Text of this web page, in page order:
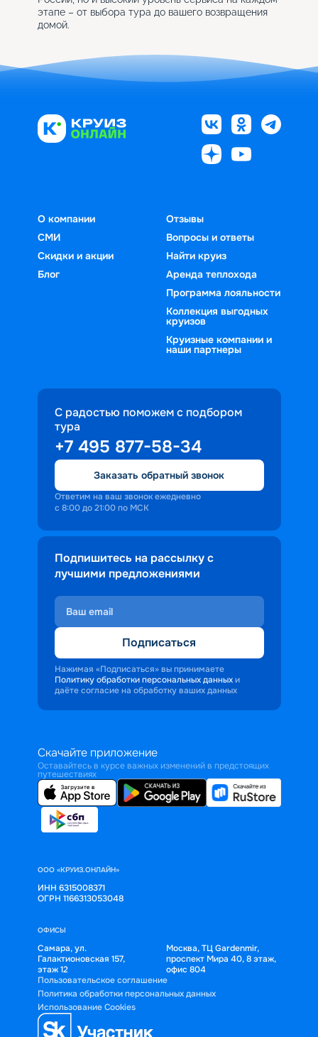
этапе – от выбора тура до вашего возвращения
домой.
О компании
СМИ
Скидки и акции
Блог
Отзывы
Вопросы и ответы
Найти круиз
Аренда теплохода
Программа лояльности
Коллекция выгодных
круизов
Круизные компании и
наши партнеры
С радостью поможем с подбором
тура
+7 495 877-58-34
Заказать обратный звонок
Ответим на ваш звонок ежедневно
с 8:00 до 21:00 по МСК
Подпишитесь на рассылку с
лучшими предложениями
Подписаться
Нажимая «Подписаться» вы принимаете
Политику обработки персональных данных и
даёте согласие на обработку ваших данных
Скачайте приложение
Оставайтесь в курсе важных изменений в предстоящих
путешествиях
ООО «КРУИЗ.ОНЛАЙН»
ИНН 6315008371
ОГРН 1166313053048
ОФИСЫ
Самара, ул.
Галактионовская 157,
этаж 12
Москва, ТЦ Gardenmir,
проспект Мира 40, 8 этаж,
офис 804
Пользовательское соглашение
Политика обработки персональных данных
Использование Cookies